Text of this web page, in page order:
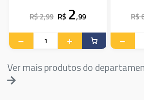
R$ 2,99 R$ 2,99 R$
Ver mais produtos do